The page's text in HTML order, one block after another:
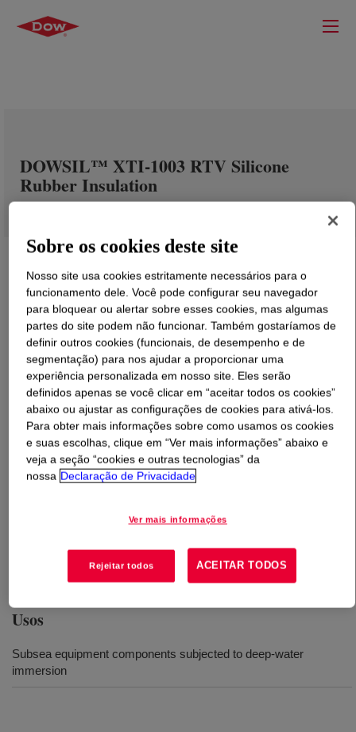
DOWSIL™ XTI-1003 RTV Silicone
Rubber Insulation
O que éDOWSIL™ XTI-1003 RTV Silicone Rubber
Insulation?
Borracha de silicone bicomponente para uso como
isolante flexível em equipamentos submarinos de
produção de energia. Material de cura à temperatura
espessura ilimitada, independentemente da configuração
ou do grau de confinamento da peça. Preserva excelente
estabilidade, mesmo em condições extremas.
Usos
Subsea equipment components subjected to deep-water
immersion
Sobre os cookies deste site
Nosso site usa cookies estritamente necessários para o
funcionamento dele. Você pode configurar seu navegador
para bloquear ou alertar sobre esses cookies, mas algumas
partes do site podem não funcionar. Também gostaríamos de
definir outros cookies (funcionais, de desempenho e de
segmentação) para nos ajudar a proporcionar uma
experiência personalizada em nosso site. Eles serão
definidos apenas se você clicar em “aceitar todos os cookies”
abaixo ou ajustar as configurações de cookies para ativá-los.
Para obter mais informações sobre como usamos os cookies
e suas escolhas, clique em “Ver mais informações” abaixo e
veja a seção “cookies e outras tecnologias” da
nossa Declaração de Privacidade
Ver mais informações
Rejeitar todos ACEITAR TODOS